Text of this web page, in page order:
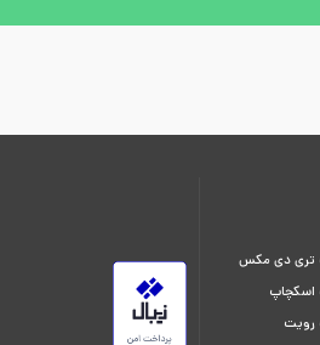
تری دی مکس
اسکچاپ
رویت